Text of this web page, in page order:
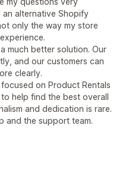
alternative Shopify
only the way my store
much better solution. Our
and our customers can
clearly.
on Product Rentals
help find the best overall
and dedication is rare.
and the support team.